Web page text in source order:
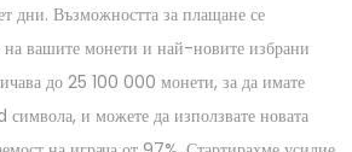
дни. Възможността за плащане се
на вашите монети и най-новите избрани
до 25 100 000 монети, за да имате
и можете да използвате новата